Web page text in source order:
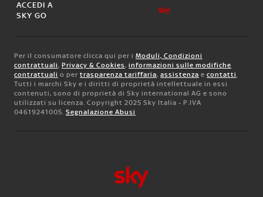
ACCEDI A
SKY GO
Per il consumatore clicca qui per i Moduli, Condizioni
contrattuali, Privacy & Cookies, informazioni sulle modifiche
contrattuali o per trasparenza tariffaria, assistenza e contatti.
Tutti i marchi Sky e i diritti di proprietà intellettuale in essi
contenuti, sono di proprietà di Sky international AG e sono
utilizzati su licenza. Copyright 2025 Sky Italia - P.IVA
04619241005. Segnalazione Abusi